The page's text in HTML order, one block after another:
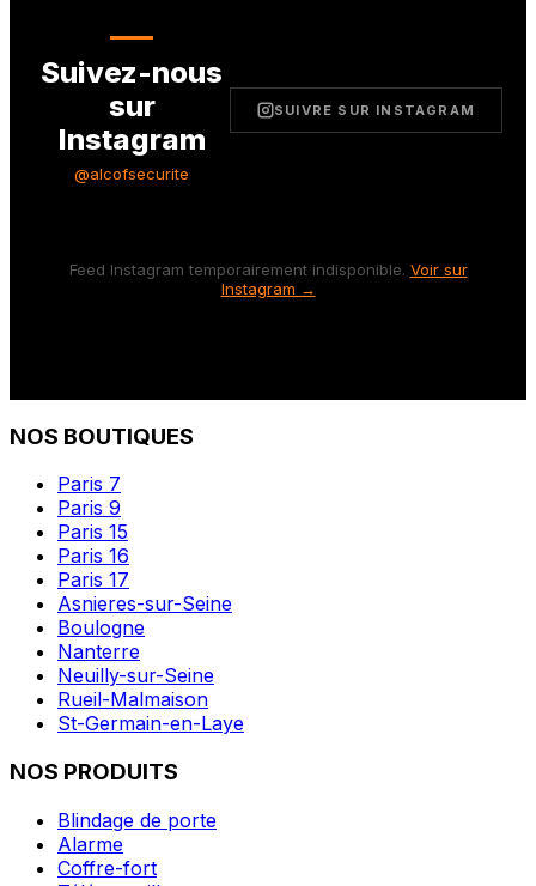
Suivez-nous
sur
Instagram
@alcofsecurite
SUIVRE SUR INSTAGRAM
Feed Instagram temporairement indisponible. Voir sur
Instagram →
NOS BOUTIQUES
Paris 7
Paris 9
Paris 15
Paris 16
Paris 17
Asnieres-sur-Seine
Boulogne
Nanterre
Neuilly-sur-Seine
Rueil-Malmaison
St-Germain-en-Laye
NOS PRODUITS
Blindage de porte
Alarme
Coffre-fort